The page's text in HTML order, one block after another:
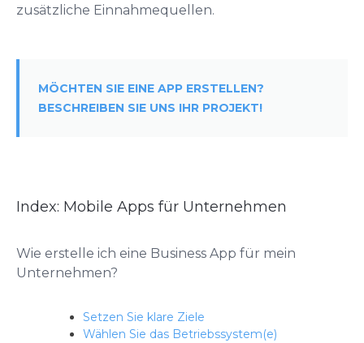
zusätzliche Einnahmequellen.
MÖCHTEN SIE EINE APP ERSTELLEN?
BESCHREIBEN SIE UNS IHR PROJEKT!
Index: Mobile Apps für Unternehmen
Wie erstelle ich eine Business App für mein
Unternehmen?
Setzen Sie klare Ziele
Wählen Sie das Betriebssystem(e)